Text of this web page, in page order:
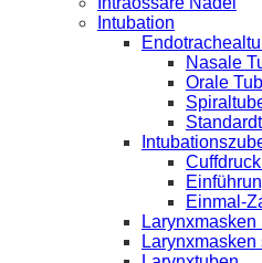
Intubation
Nasale
Orale
Einmal-